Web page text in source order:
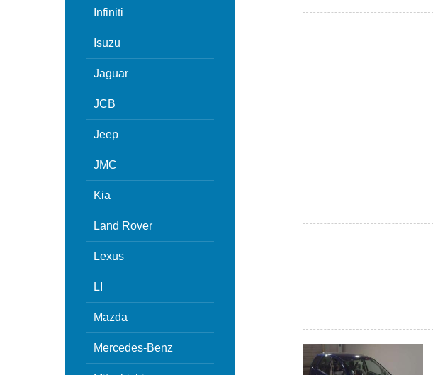
Infiniti
Isuzu
Jaguar
JCB
Jeep
JMC
Kia
Land Rover
Lexus
LI
Mazda
Mercedes-Benz